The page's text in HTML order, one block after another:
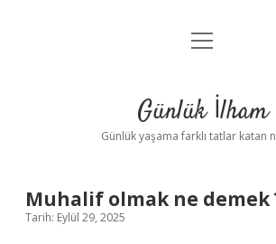
Anasayfa
Yasal Uyarı
menüyü
Günlük İlham
Günlük yaşama farklı tatlar katan
Muhalif olmak ne demek
Tarih: Eylül 29, 2025